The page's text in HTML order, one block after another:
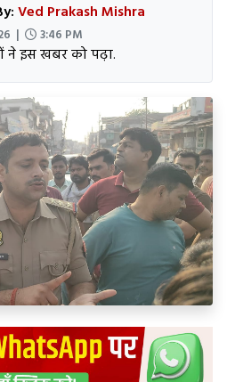
Ved Prakash Mishra
| 3:46 PM
ने इस खबर को पढ़ा.